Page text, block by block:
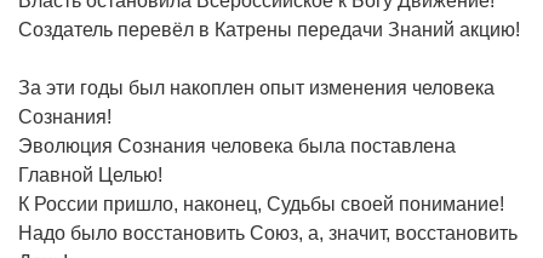
Создатель перевёл в Катрены передачи Знаний акцию!
За эти годы был накоплен опыт изменения человека
Сознания!
Эволюция Сознания человека была поставлена
Главной Целью!
К России пришло, наконец, Судьбы своей понимание!
Надо было восстановить Союз, а, значит, восстановить